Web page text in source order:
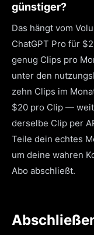
günstiger?
Das hängt vom
ChatGPT Pro für
genug Clips pro
unter den
zehn Clips im
$20 pro Clip —
derselbe Clip per
Teile dein echtes
um deine wahren
Abo abschließt.